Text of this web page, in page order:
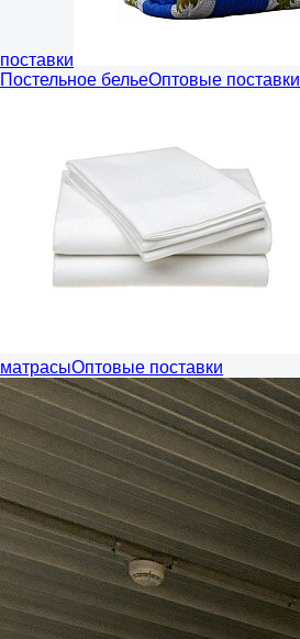
поставки
Постельное бельеОптовые поставки
матрасыОптовые поставки